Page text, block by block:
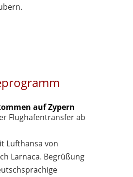
auf Zypern
Flughafentransfer ab
Lufthansa von
Larnaca. Begrüßung